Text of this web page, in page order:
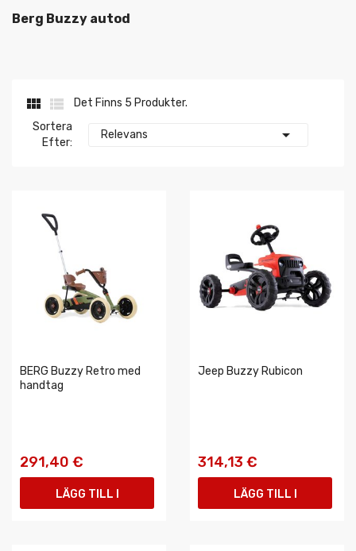
Berg Buzzy autod
 
Det Finns 5 Produkter.
Sortera
Efter:
Relevans 
BERG Buzzy Retro med
handtag
291,40 €
LÄGG TILL I
Jeep Buzzy Rubicon
314,13 €
LÄGG TILL I